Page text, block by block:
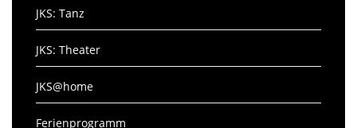
JKS: Tanz
JKS: Theater
JKS@home
Ferienprogramm